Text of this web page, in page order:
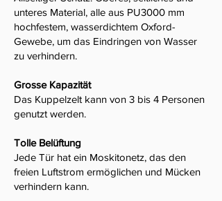
unteres Material, alle aus PU3000 mm
hochfestem, wasserdichtem Oxford-
Gewebe, um das Eindringen von Wasser
zu verhindern.
Grosse Kapazität
Das Kuppelzelt kann von 3 bis 4 Personen
genutzt werden.
Tolle Belüftung
Jede Tür hat ein Moskitonetz, das den
freien Luftstrom ermöglichen und Mücken
verhindern kann.